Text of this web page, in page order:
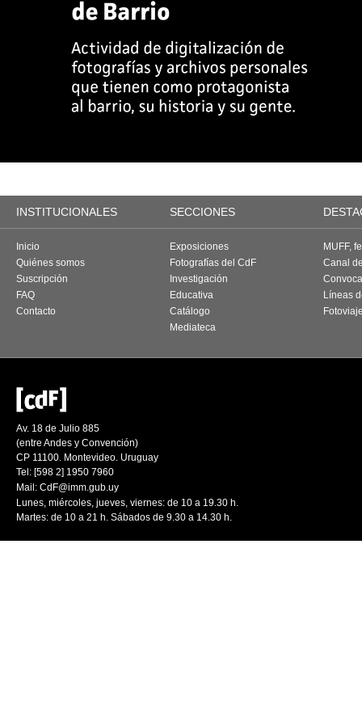
INSTITUCIONALES SECCIONES
Inicio
Quiénes somos
Suscripción
FAQ
Contacto
Exposiciones
Fotografías del CdF
Investigación
Educativa
Catálogo
Mediateca
MUFF,
Canal
Líneas
Av. 18 de Julio 885
(entre Andes y Convención)
CP 11100. Montevideo. Uruguay
Tel: [598 2] 1950 7960
Mail: CdF@imm.gub.uy
Lunes, miércoles, jueves, viernes: de 10 a 19.30 h.
Martes: de 10 a 21 h. Sábados de 9.30 a 14.30 h.